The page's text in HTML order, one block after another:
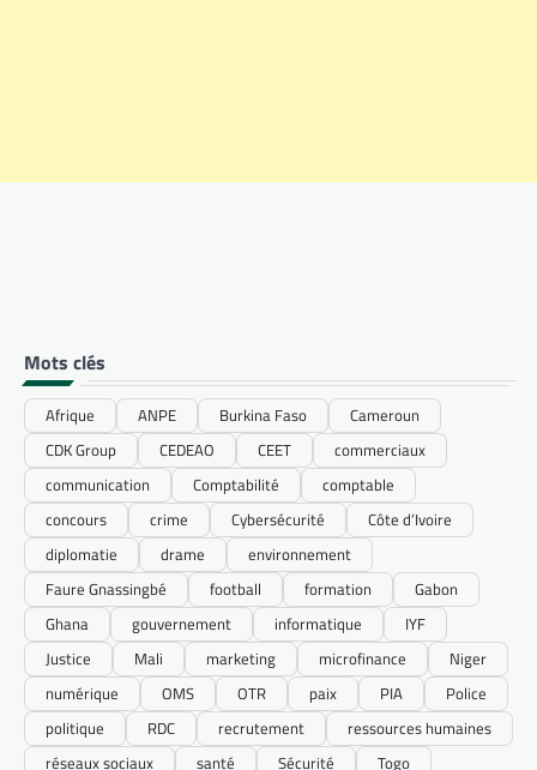
Mots clés
Afrique ANPE Burkina Faso
Cameroun
CDK Group
CEDEAO CEET
commerciaux
communication
Comptabilité
comptable
concours
crime Cybersécurité
Côte d’Ivoire
diplomatie
drame
environnement
Faure Gnassingbé
football formation
Gabon
Ghana
gouvernement informatique
IYF
Justice
Mali marketing microfinance
Niger
numérique
OMS OTR paix PIA
Police
politique
RDC recrutement
ressources humaines
réseaux sociaux
santé Sécurité Togo